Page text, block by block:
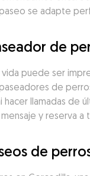
se adapte
de
vida puede ser
de
llamadas de
y reserva a
de